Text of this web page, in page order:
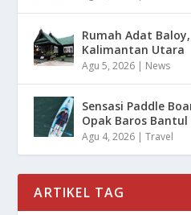
Rumah Adat
Kalimantan Utara
Agu 5, 2026 | News
Sensasi Paddle
Opak Baros Bantul
Agu 4, 2026 |Travel
ARTIKEL TAG